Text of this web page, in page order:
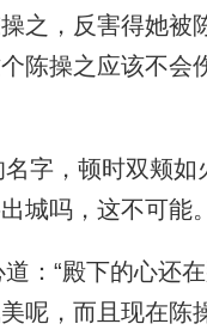
之，反害得她被
陈操之应该不会
字，顿时双颊如
城吗，这不可能
：“殿下的心还
呢，而且现在